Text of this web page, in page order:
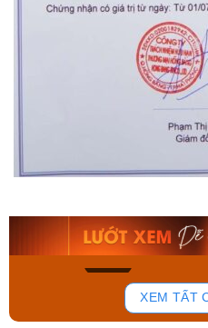
168
Orient Nam RA-
Mua ngay
XEM TẤT